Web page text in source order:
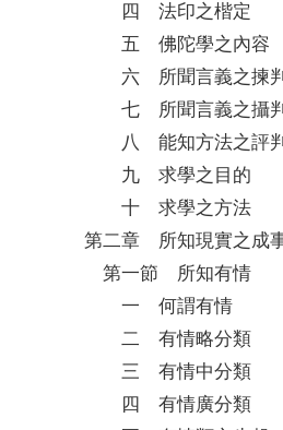
四 法印之楷定
五 佛陀學之內容
六 所聞言義之揀
七 所聞言義之攝
八 能知方法之評
九 求學之目的
十 求學之方法
第二章 所知現實之成
第一節 所知有情
一 何謂有情
二 有情略分類
三 有情中分類
四 有情廣分類